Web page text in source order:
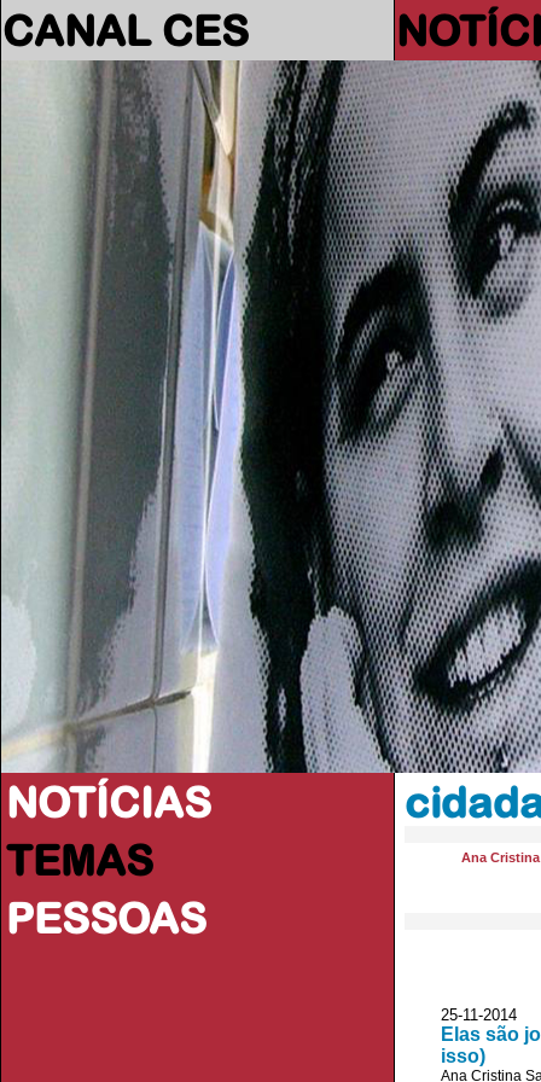
CANAL CES
NOTÍCIAS
TEMAS
PESSOAS
Ana
25-11-
Elas são
isso)
Ana Cristina